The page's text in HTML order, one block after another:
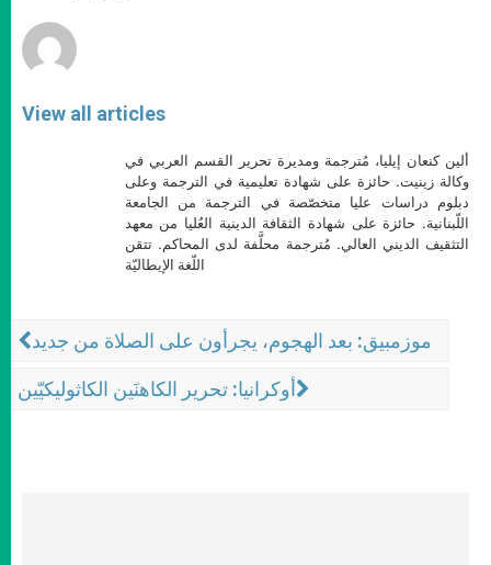
View all articles
ألين كنعان إيليا، مُترجمة ومديرة تحرير القسم العربي في
وكالة زينيت. حائزة على شهادة تعليمية في الترجمة وعلى
دبلوم دراسات عليا متخصّصة في الترجمة من الجامعة
اللّبنانية. حائزة على شهادة الثقافة الدينية العُليا من معهد
التثقيف الديني العالي. مُترجمة محلَّفة لدى المحاكم. تتقن
اللّغة الإيطاليّة
موزمبيق: بعد الهجوم، يجرأون على الصلاة من جديد
أوكرانيا: تحرير الكاهنَين الكاثوليكيّين